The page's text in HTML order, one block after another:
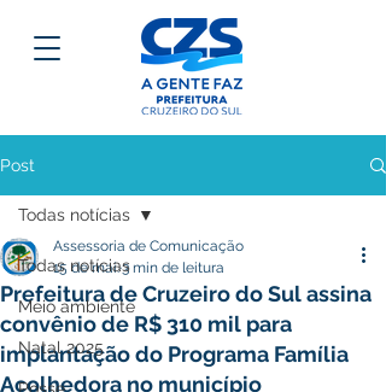
Post
Todas notícias
Meio ambiente
Natal 2025
Todas notícias
Prefeitura de Cruzeiro do Sul assina
convênio de R$ 310 mil para
implantação do Programa Família
Acolhedora no município
Assessoria de Comunicação
15 de mai.3 min de leitura